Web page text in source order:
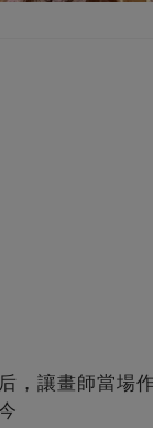
，讓畫師當場